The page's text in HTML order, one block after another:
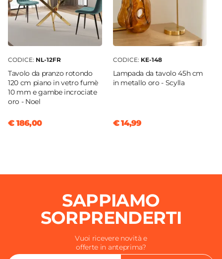
CODICE: NL-12FR
Tavolo da pranzo rotondo
120 cm piano in vetro fumè
10 mm e gambe incrociate
oro - Noel
€ 186,00
CODICE: KE-148
Lampada da tavolo 45h cm
in metallo oro - Scylla
€ 14,99
SAPPIAMO
SORPRENDERTI
Vuoi ricevere novità e
offerte in anteprima?